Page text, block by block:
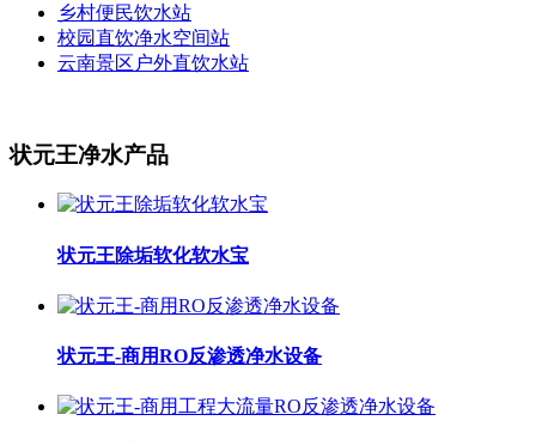
乡村便民饮水站
校园直饮净水空间站
云南景区户外直饮水站
状元王净水产品
状元王除垢软化软水宝
状元王-商用RO反渗透净水设备